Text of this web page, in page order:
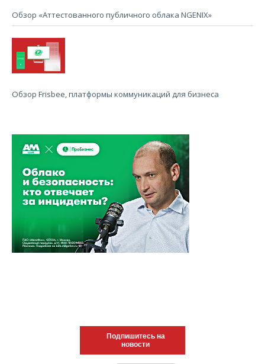
Обзор «Аттестованного публичного облака NGENIX»
Обзор Frisbee, платформы коммуникаций для бизнеса
Подпишитесь на
новости